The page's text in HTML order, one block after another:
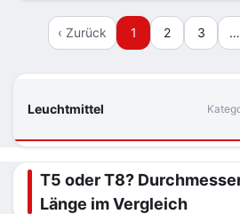
Leuchtmittel
‹ Zurück 1 2 3 …
T5 oder T8?
Länge im Vergleich